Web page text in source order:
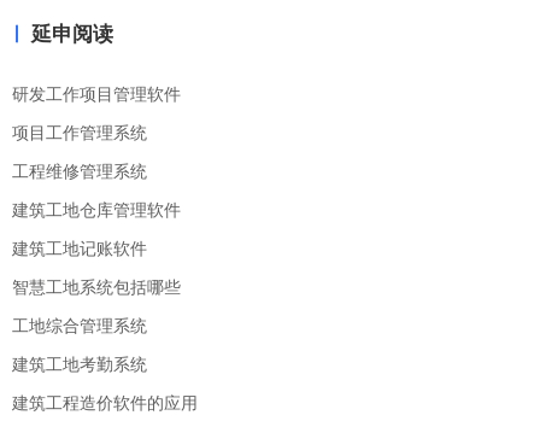
延申阅读
研发工作项目管理软件
项目工作管理系统
工程维修管理系统
建筑工地仓库管理软件
建筑工地记账软件
智慧工地系统包括哪些
工地综合管理系统
建筑工地考勤系统
建筑工程造价软件的应用